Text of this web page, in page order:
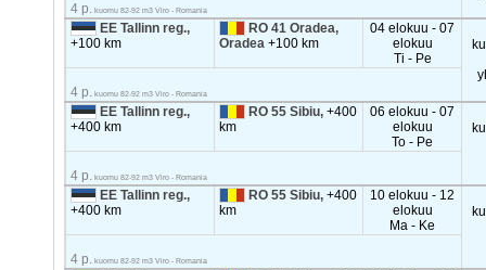
4 p. kuomu 82-92 m3 Viro - Romania
EE Tallinn reg.,
+100 km
RO 41 Oradea,
Oradea+100 km
04 elokuu - 07
elokuu
Ti - Pe
4 p. kuomu 82-92 m3 Viro - Romania
EE Tallinn reg.,
+400 km
RO 55 Sibiu,+400
km
06 elokuu - 07
elokuu
To - Pe
4 p. kuomu 82-92 m3 Viro - Romania
EE Tallinn reg.,
+400 km
RO 55 Sibiu,+400
km
10 elokuu - 12
elokuu
Ma - Ke
4 p. kuomu 82-92 m3 Viro - Romania